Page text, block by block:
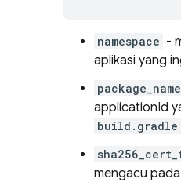
namespace -
aplikasi yang
package_name
applicationId
build.gradle
mengacu